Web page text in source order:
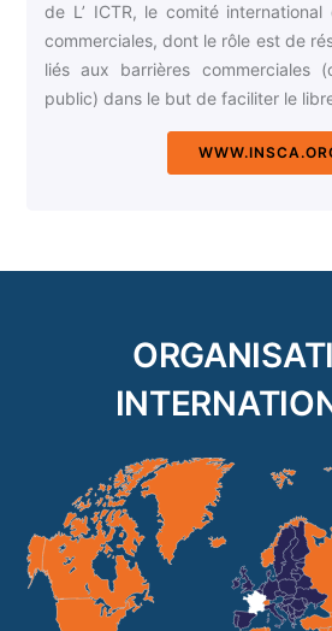
de L’ ICTR, le comité
commerciales, dont le rôle est de
liés aux barrières commerciales
public) dans le but de faciliter le